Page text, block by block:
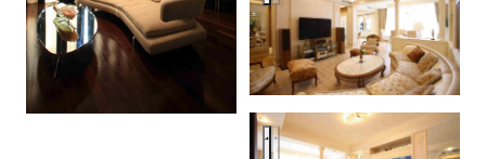
Аpatment in Moscow